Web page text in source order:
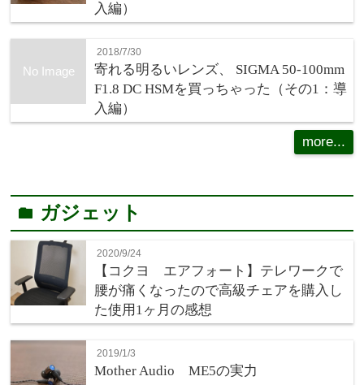
入編）
No Image
2018/7/30
寄れる明るいレンズ、 SIGMA 50-100mm
F1.8 DC HSMを買っちゃった（その1：導
入編）
more...
folder ガジェット
2020/9/24
【コクヨ エアフォート】テレワークで
腰が痛くなったので高級チェアを購入し
た使用1ヶ月の感想
2019/1/3
Mother Audio ME5の実力